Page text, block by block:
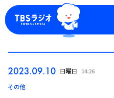
2023.09.10 日曜日 14:26
その他